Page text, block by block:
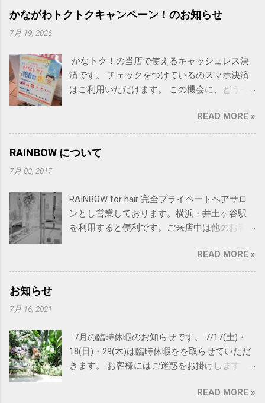
かながわトクトクキャンペーン！のお知らせ
7月 19, 2026
かなトク！の当店で使えるキャッシュレス決
済です。 チェックをつけているのスマホ決済
はご利用いただけます。 この機会に、どうぞ
READ MORE »
RAINBOW について
7月 03, 2017
RAINBOW for hair 完全プライベートヘアサロ
ンとし営業しております。横浜・井土ヶ谷駅
を利用すると便利です。ご来店中は他のお客
ます。 厳選した薬剤とヘアケア商品で、あな
たの「なりたい」を叶えるヘアサロン 当サロ
ーチといった個性的なスタイルから、髪に優
しいオーガニックカラーまで、お客様のニー
ズに合わせた幅広いメニューをご用意してい
「良いもの」を 私たちは、常に変化する生活
READ MORE »
お知らせ
7月 16, 2021
7月の臨時休暇のお知らせです。 7/17(土)・
18(日)・29(木)は臨時休暇をを取らせていただ
きます。 お客様にはご迷惑をお掛けします
RAINBOWの夏休みは8月下旬を予定しておりま
READ MORE »